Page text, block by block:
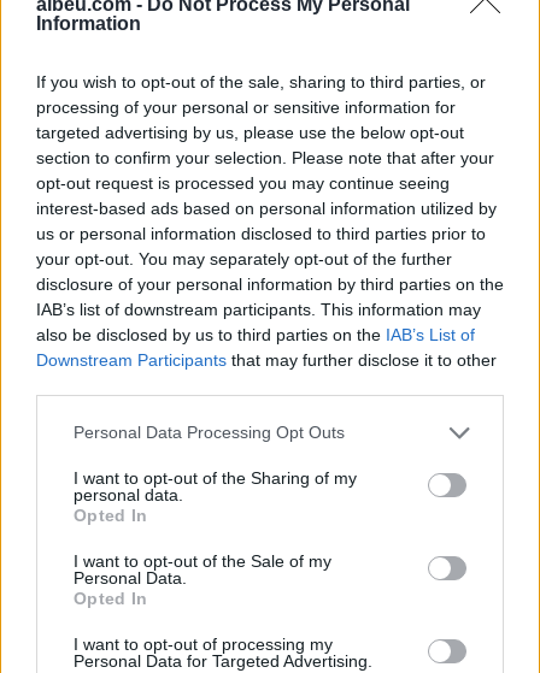
Information
If you wish to opt-out of the sale, sharing to third parties, or
processing of your personal or sensitive information for
targeted advertising by us, please use the below opt-out
section to confirm your selection. Please note that after your
opt-out request is processed you may continue seeing
interest-based ads based on personal information utilized by
us or personal information disclosed to third parties prior to
your opt-out. You may separately opt-out of the further
disclosure of your personal information by third parties on the
IAB’s list of downstream participants. This information may
also be disclosed by us to third parties on the IAB’s List of
Downstream Participants that may further disclose it to other
Personal Data Processing Opt Outs
I want to opt-out of the Sharing of my
personal data.
Opted In
I want to opt-out of the Sale of my
Personal Data.
Opted In
I want to opt-out of processing my
Personal Data for Targeted Advertising.
shoqëri afatgjatë
Esim for Global
Esim for USA|Esim for Italy| Esim for Spain|Esim